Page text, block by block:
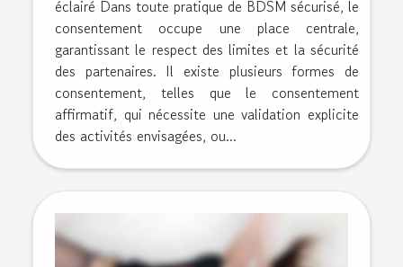
éclairé Dans toute pratique de BDSM sécurisé, le
consentement occupe une place centrale,
garantissant le respect des limites et la sécurité
des partenaires. Il existe plusieurs formes de
consentement, telles que le consentement
affirmatif, qui nécessite une validation explicite
des activités envisagées, ou...